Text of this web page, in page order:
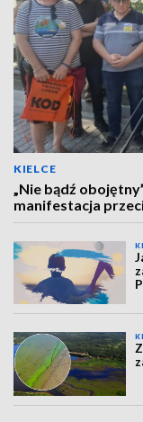
KIELCE
„Nie bądź
manifestacja